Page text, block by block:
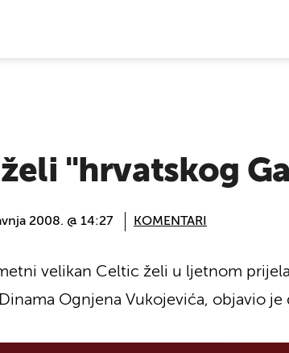
"hrvatskog
2008. @ 14:27 KOMENTARI
velikan Celtic želi u ljetnom
Ognjena Vukojevića, objavio je